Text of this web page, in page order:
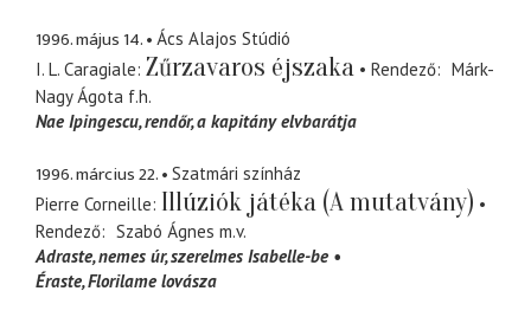
1996. május 14.
Ács Alajos Stúdió
I. L. Caragiale Zűrzavaros éjszaka Rendező
Márk-
Nagy Ágota f.h.
Nae Ipingescu rendőr, a kapitány elvbarátja
1996. március 22.
Szatmári színház
Pierre Corneille Illúziók játéka (A mutatvány)
Rendező Szabó Ágnes m.v.
Adraste, nemes úr szerelmes Isabelle-be
Éraste, Florilame lovásza